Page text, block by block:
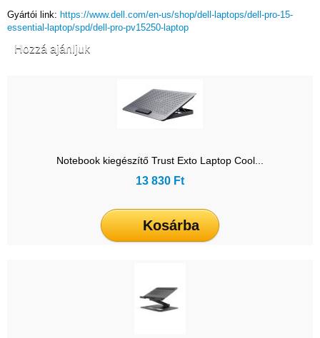
Gyártói link: https://www.dell.com/en-us/shop/dell-laptops/dell-pro-15-
essential-laptop/spd/dell-pro-pv15250-laptop
Hozzá ajánljuk
Notebook kiegészítő Trust Exto Laptop Cool...
13 830 Ft
Kosárba